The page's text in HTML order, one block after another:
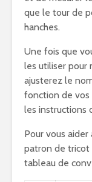
que le tour de
hanches.
Une fois que
les utiliser pour
ajusterez le
fonction de vos
les instructions
Pour vous
patron de tricot
tableau de